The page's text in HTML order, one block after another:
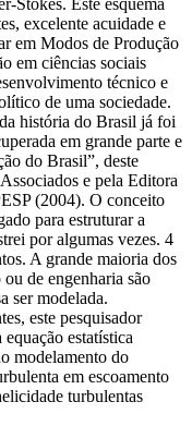
Stokes. Este esquema
excelente acuidade e
em Modos de Produção
em ciências sociais
técnico e
de uma sociedade.
história do Brasil já foi
em grande parte e
do Brasil”, deste
e pela Editora
(2004). O conceito
para estruturar a
por algumas vezes. 4
A grande maioria dos
de engenharia são
ser modelada.
este pesquisador
estatística
modelamento do
em escoamento
turbulentas